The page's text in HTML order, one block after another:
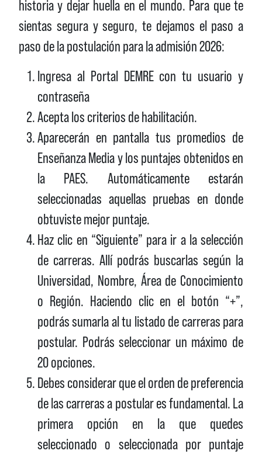
historia y dejar huella en el mundo. Para que te
sientas segura y seguro, te dejamos el paso a
paso de la postulación para la admisión 2026:
Ingresa al Portal DEMRE con tu usuario y
contraseña
Acepta los criterios de habilitación.
Aparecerán en pantalla tus promedios de
Enseñanza Media y los puntajes obtenidos en
la PAES. Automáticamente estarán
seleccionadas aquellas pruebas en donde
obtuviste mejor puntaje.
Haz clic en “Siguiente” para ir a la selección
de carreras. Allí podrás buscarlas según la
Universidad, Nombre, Área de Conocimiento
o Región. Haciendo clic en el botón “+”,
podrás sumarla al tu listado de carreras para
postular. Podrás seleccionar un máximo de
20 opciones.
Debes considerar que el orden de preferencia
de las carreras a postular es fundamental. La
primera opción en la que quedes
seleccionado o seleccionada por puntaje